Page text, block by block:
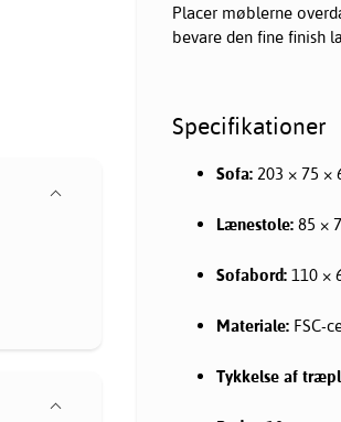
Placer møblerne
bevare den fine finish
Specifikationer
Sofa: 203 × 75 ×
Lænestole: 85 ×
Sofabord: 110 ×
Materiale: FSC-
Tykkelse af